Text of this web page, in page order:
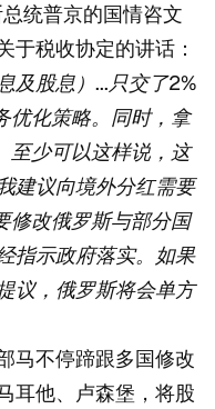
统普京的国情咨文
于税收协定的讲话：
及股息）...只交了2%
优化策略。同时，拿
至少可以这样说，这
建议向境外分红需要
修改俄罗斯与部分国
指示政府落实。如果
议，俄罗斯将会单方
马不停蹄跟多国修改
耳他、卢森堡，将股